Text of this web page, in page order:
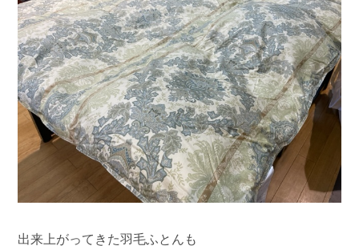
出来上がってきた羽毛ふとんも